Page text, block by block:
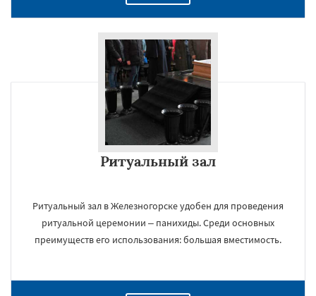
Ритуальный зал
Ритуальный зал в Железногорске удобен для проведения
ритуальной церемонии – панихиды. Среди основных
преимуществ его использования: большая вместимость.